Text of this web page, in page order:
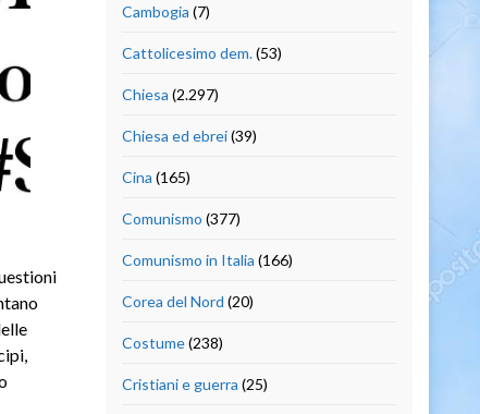
Cambogia (7)
Cattolicesimo dem.(53)
Chiesa (2.297)
Chiesa ed ebrei(39)
Cina (165)
Comunismo (377)
Comunismo in Italia (166)
Corea del Nord (20)
Costume(238)
Cristiani e guerra (25)